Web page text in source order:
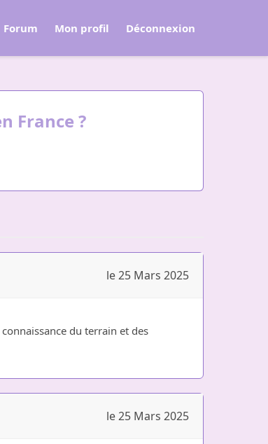
Forum Mon profil Déconnexion
France ?
le 25 Mars 2025
du terrain et des
le 25 Mars 2025